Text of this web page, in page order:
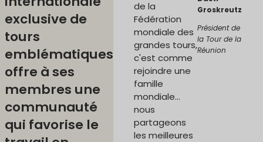
exclusive de
tours
emblématiques
offre à ses
membres une
communauté
qui favorise le
de la
Fédération
mondiale des
grandes tours,
c'est comme
rejoindre une
famille
mondiale...
nous
partageons
les meilleures
Groskreutz
Président de
la Tour de la
Réunion